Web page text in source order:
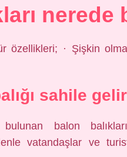
nerede
özellikleri; · Şişkin
sahile
balon
vatandaşlar ve